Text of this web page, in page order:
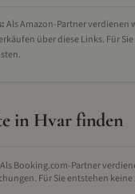
Als Amazon-Partner verdienen
über diese Links. Für
in Hvarfinden
Als Booking.com-Partner
Für Sie entstehen keine